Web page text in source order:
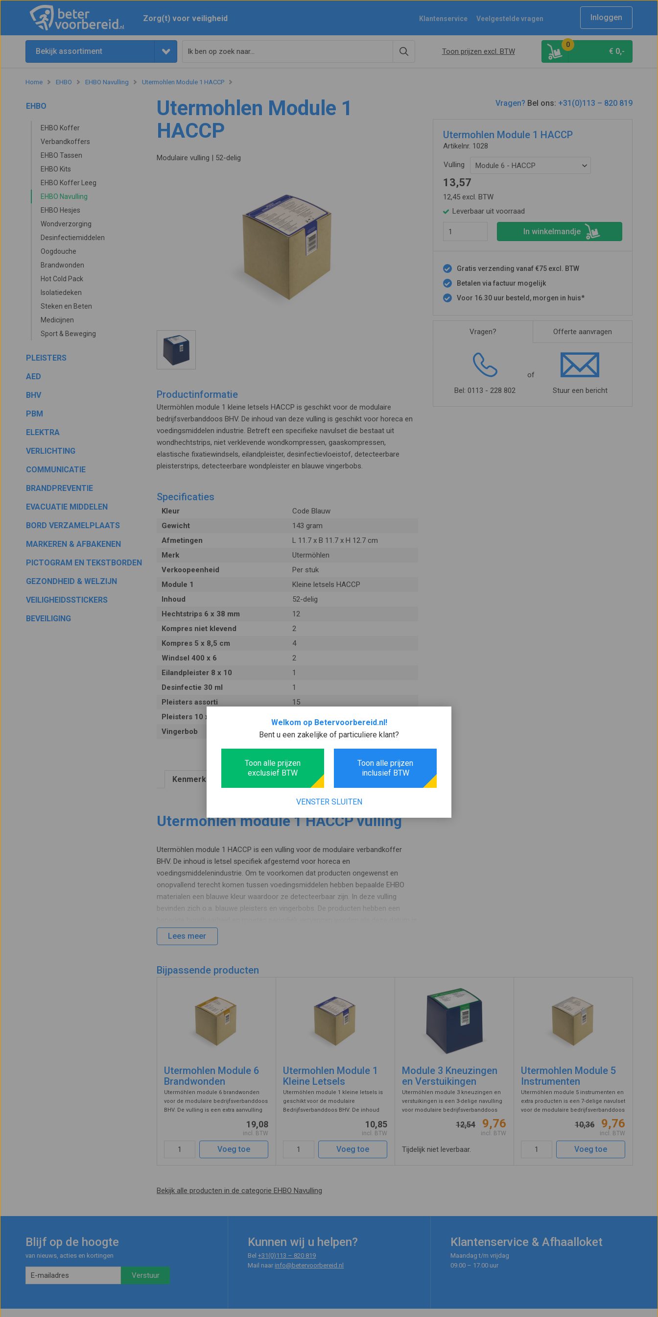
Zorg(t) voor veiligheid Klantenservice Veelgestelde vragen Inloggen
Bekijk assortiment Toon prijzen excl. BTW
0
€ 0,-
Home EHBO EHBO Navulling Utermohlen Module 1 HACCP
EHBO
EHBO Koffer
Verbandkoffers
EHBO Tassen
EHBO Kits
EHBO Koffer Leeg
EHBO Navulling
EHBO Hesjes
Wondverzorging
Desinfectiemiddelen
Oogdouche
Brandwonden
Hot Cold Pack
Isolatiedeken
Steken en Beten
Medicijnen
Sport & Beweging
PLEISTERS
AED
BHV
PBM
ELEKTRA
VERLICHTING
COMMUNICATIE
BRANDPREVENTIE
EVACUATIE MIDDELEN
BORD VERZAMELPLAATS
MARKEREN & AFBAKENEN
PICTOGRAM EN TEKSTBORDEN
GEZONDHEID & WELZIJN
VEILIGHEIDSSTICKERS
BEVEILIGING
Utermohlen Module 1
HACCP
Modulaire vulling | 52-delig
Productinformatie
Utermöhlen module 1 kleine letsels HACCP is geschikt voor de modulaire
bedrijfsverbanddoos BHV. De inhoud van deze vulling is geschikt voor horeca en
voedingsmiddelen industrie. Betreft een specifieke navulset die bestaat uit
wondhechtstrips, niet verklevende wondkompressen, gaaskompressen,
elastische fixatiewindsels, eilandpleister, desinfectievloeistof, detecteerbare
pleisterstrips, detecteerbare wondpleister en blauwe vingerbobs.
Specificaties
Kleur
Code Blauw
Gewicht
143 gram
Afmetingen
L 11.7 x B 11.7 x H 12.7 cm
Merk
Utermöhlen
Verkoopeenheid
Per stuk
Module 1
Kleine letsels HACCP
Inhoud
52-delig
Hechtstrips 6 x 38 mm
12
Kompres niet klevend
2
Kompres 5 x 8,5 cm
4
Windsel 400 x 6
2
Eilandpleister 8 x 10
1
Desinfectie 30 ml
1
Pleisters assorti
15
Pleisters 10 x 6 cm
Vingerbob
5
Kenmerken
Utermohlen module 1 HACCP vulling
Utermöhlen module 1 HACCP is een vulling voor de modulaire verbandkoffer
BHV. De inhoud is letsel specifiek afgestemd voor horeca en
voedingsmiddelenindustrie. Om te voorkomen dat producten ongewenst en
onopvallend terecht komen tussen voedingsmiddelen hebben bepaalde EHBO
materialen een blauwe kleur waardoor ze detecteerbaar zijn. In deze vulling
bevinden zich o.a. blauwe pleisters en vingerbobs. De producten hebben een
verstreken.
15 x Detecteerbare pleisterstrips assorti 3 maten
Detecteerbare wondpleister 1 m x 6 cm
1 x Eilandpleister 8 x 10 cm (rondom plakstrip)
2 x Niet verklevend wondkompres 10 x 10 cm
4 x Gaaskompres non-woven 5 x 8,5 cm
5 x Vingerbob blauw
1 x Reinigingsvloeistof 30 ml flesje
Lees meer
Vragen? Bel ons: +31(0)113 – 820 819
Utermohlen Module 1 HACCP
Artikelnr. 1028
Vulling Module 6 - HACCP
13,57
12,45 excl. BTW
Leverbaar uit voorraad
In winkelmandje
Gratis verzending vanaf €75 excl. BTW
Betalen via factuur mogelijk
Voor 16.30 uur besteld, morgen in huis*
Vragen? Offerte aanvragen
Bel: 0113 - 228 802
of
Stuur een bericht
Bijpassende producten
Utermohlen Module 6
Brandwonden
Utermöhlen module 6 brandwonden
voor de modulaire bedrijfsverbanddoos
BHV. De vulling is een extra aanvulling
ontstaan zoals horecakeukens, las- en
slijpw ...
19,08
incl. BTW
Voeg toe
Utermohlen Module 1
Kleine Letsels
Utermöhlen module 1 kleine letsels is
geschikt voor de modulaire
Bedrijfsverbanddoos BHV. De inhoud
gebruikt of over de datum zijn. De
producten in deze navulling worden
gebruik ...
10,85
incl. BTW
Voeg toe
Module 3 Kneuzingen
en Verstuikingen
Utermöhlen module 3 kneuzingen en
verstuikingen is een 3-delige navulling
voor modulaire bedrijfsverbanddoos
BHV. Deze vulling is geschikt om oude
met een vervallen houdbaarheidsdatum
te vervangen of om bij te vull ...
12,54 9,76
incl. BTW
Tijdelijk niet leverbaar.
Utermohlen Module 5
Instrumenten
Utermöhlen module 5 instrumenten en
extra producten is een 7-delige navulset
voor de modulaire bedrijfsverbanddoos
BHV. Deze vulling bevat producten die
de hulpverlener nodig heeft om eerste
10,36 9,76
incl. BTW
Voeg toe
Bekijk alle producten in de categorie EHBO Navulling
Blijf op de hoogte
van nieuws, acties en kortingen
Kunnen wij u helpen?
Bel+31(0)113 – 820 819
Mail naar info@betervoorbereid.nl
Klantenservice & Afhaalloket
Maandag t/m vrijdag
09.00 – 17.00 uur
Welkom op Betervoorbereid.nl!
Bent u een zakelijke of particuliere klant?
Toon alle prijzen
exclusief BTW
Toon alle prijzen
inclusief BTW
VENSTER SLUITEN